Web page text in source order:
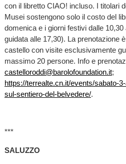
con il libretto CIAO! incluso. I titolari
Musei sostengono solo il costo del
domenica e i giorni festivi dalle
guidata alle 17,30). La prenotazione
castello con visite esclusivamente
massimo 20 persone. Info e
castelloroddi@barolofoundation.it;
https://terrealte.cn.it/events/sabato-
sul-sentiero-del-belvedere/.
***
SALUZZO